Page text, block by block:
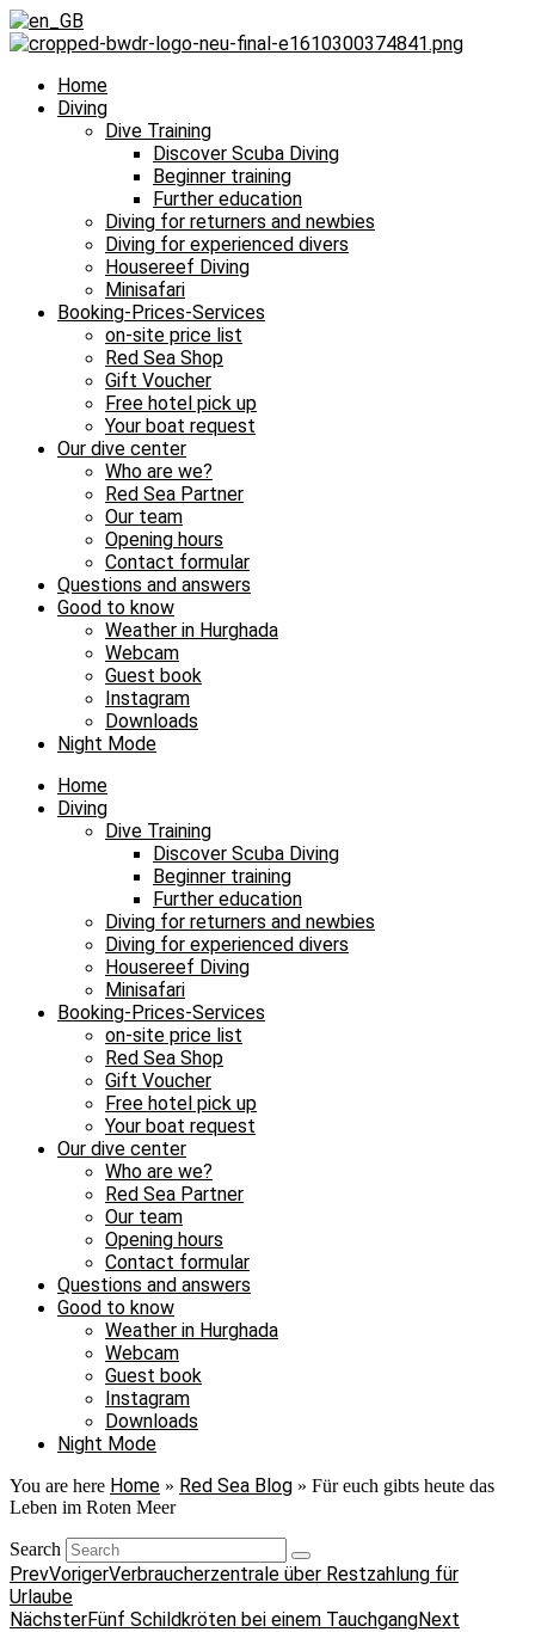
Home
Diving
Dive Training
Discover Scuba Diving
Beginner training
Further education
Diving for returners and newbies
Diving for experienced divers
Housereef Diving
Minisafari
Booking-Prices-Services
on-site price list
Red Sea Shop
Gift Voucher
Free hotel pick up
Your boat request
Our dive center
Who are we?
Red Sea Partner
Our team
Opening hours
Contact formular
Questions and answers
Good to know
Weather in Hurghada
Webcam
Guest book
Instagram
Downloads
Night Mode
Home
Diving
Dive Training
Discover Scuba Diving
Beginner training
Further education
Diving for returners and newbies
Diving for experienced divers
Housereef Diving
Minisafari
Booking-Prices-Services
on-site price list
Red Sea Shop
Gift Voucher
Free hotel pick up
Your boat request
Our dive center
Who are we?
Red Sea Partner
Our team
Opening hours
Contact formular
Questions and answers
Good to know
Weather in Hurghada
Webcam
Guest book
Instagram
Downloads
Night Mode
You are here Home » Red Sea Blog » Für euch gibts heute das
Leben im Roten Meer
Search
PrevVorigerVerbraucherzentrale über Restzahlung für
Urlaube
NächsterFünf Schildkröten bei einem TauchgangNext